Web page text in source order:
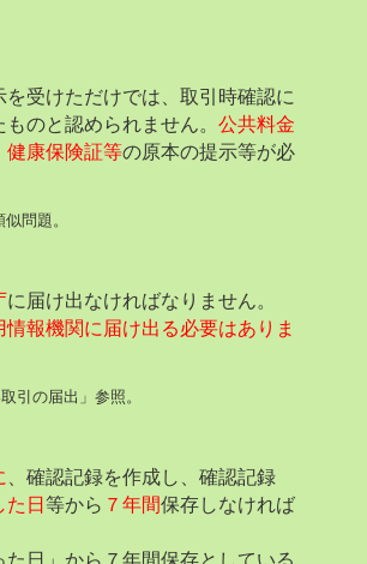
受けただけでは、取引時確認に
のと認められません。 公共料金
健康保険証等の原本の提示等が必
問題。
に届け出なければなりません。
報機関に届け出る必要はありま
の届出」参照。
、確認記録を作成し、確認記録
た日等から ７年間保存しなければ